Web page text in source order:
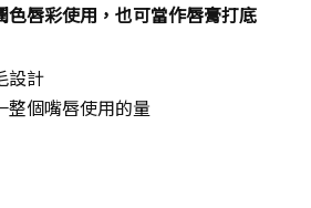
色唇彩使用，也可當作唇膏打底
設計
整個嘴唇使用的量